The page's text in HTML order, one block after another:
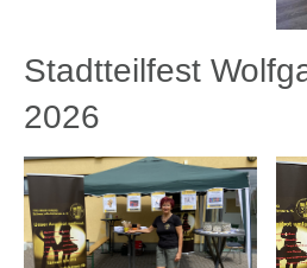
Stadtteilfest
2026